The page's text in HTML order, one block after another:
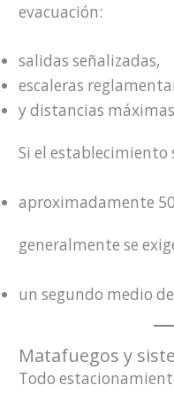
evacuación:
salidas señalizadas,
escaleras
y distancias
Si el establecimiento
aproximadamente
generalmente se
un segundo medio
Matafuegos y
Todo